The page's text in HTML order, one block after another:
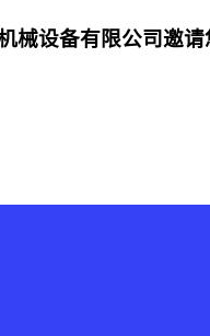
械设备有限公司邀